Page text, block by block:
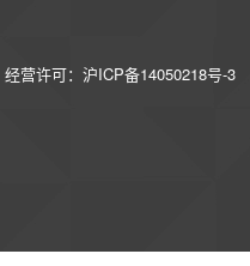
经营许可：沪ICP备14050218号-3